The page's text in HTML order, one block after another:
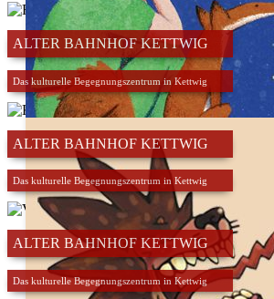
ALTER BAHNHOF KETTWIG
Das kulturelle Begegnungszentrum in Kettwig
ALTER BAHNHOF KETTWIG
Das kulturelle Begegnungszentrum in Kettwig
ALTER BAHNHOF KETTWIG
Das kulturelle Begegnungszentrum in Kettwig
KOM‘MA THEATER - Der
Freitag, 6. November, 2026 16:30
Tickets: 8,00 € - 13,00 €